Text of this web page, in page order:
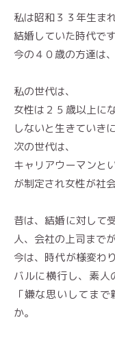
私は昭和３３年生ま
結婚していた時代です
今の４０歳の方達は
私の世代は、
女性は２５歳以上に
しないと生きていき
次の世代は、
キャリアウーマンと
が制定され女性が社
昔は、結婚に対して
人、会社の上司まで
今は、時代が様変わ
バルに横行し、素
「嫌な思いしてま
か。